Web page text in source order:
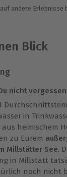
andere Erlebnisse
Blick
nicht
in
aus heimischem
zu Eurem
Millstätter See.
in Millstatt
noch nicht